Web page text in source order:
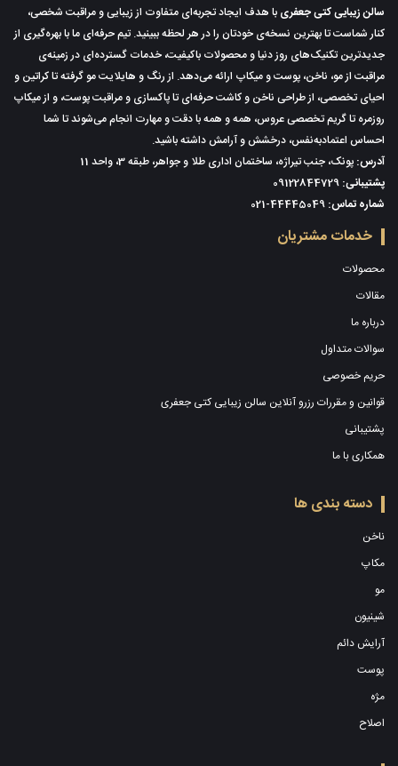
سالن زیبایی کتی جعفری با هدف ایجاد تجربه‌ای متفاوت از زیبایی و مراقبت شخصی،
کنار شماست تا بهترین نسخه‌ی خودتان را در هر لحظه ببینید. تیم حرفه‌ای ما با بهره‌گیری از
جدیدترین تکنیک‌های روز دنیا و محصولات باکیفیت، خدمات گسترده‌ای در زمینه‌ی
مراقبت از مو، ناخن، پوست و میکاپ ارائه می‌دهد. از رنگ و هایلایت مو گرفته تا کراتین و
احیای تخصصی، از طراحی ناخن و کاشت حرفه‌ای تا پاکسازی و مراقبت پوست، و از میکاپ
روزمره تا گریم تخصصی عروس، همه و همه با دقت و مهارت انجام می‌شوند تا شما
احساس اعتمادبه‌نفس، درخشش و آرامش داشته باشید.
آدرس: پونک، جنب تیراژه، ساختمان اداری طلا و جواهر، طبقه 3، واحد 11
پشتیبانی: 09122844729
شماره تماس: 021-44445049
خدمات مشتریان
محصولات
مقالات
درباره ما
سوالات متداول
حریم خصوصی
قوانین و مقررات رزرو آنلاین سالن زیبایی کتی جعفری
پشتیبانی
همکاری با ما
دسته بندی ها
ناخن
مکاپ
مو
شینیون
آرایش دائم
پوست
مژه
اصلاح